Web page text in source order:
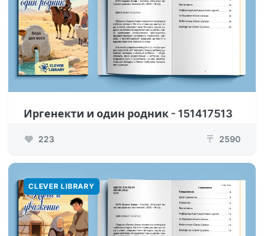
Иргенекти и один родник - 151417513
223 ₸ 2590
CLEVER LIBRARY